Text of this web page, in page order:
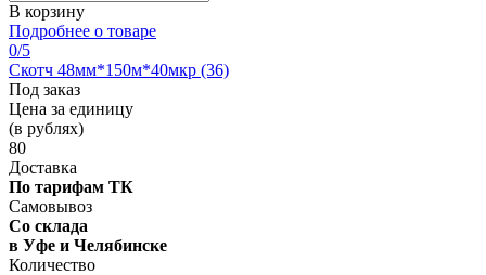
В корзину
Подробнее о товаре
0/5
Скотч 48мм*150м*40мкр (36)
Под заказ
Цена за единицу
(в рублях)
80
Доставка
По тарифам ТК
Самовывоз
Со склада
в Уфе и Челябинске
Количество